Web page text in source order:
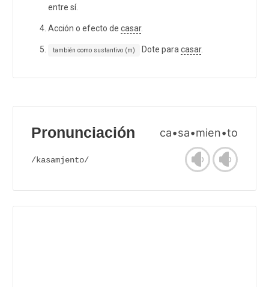
entre sí.
Acción o efecto de casar.
también como sustantivo (m) Dote para casar.
Pronunciación ca•sa•mien•to
/kasamjento/